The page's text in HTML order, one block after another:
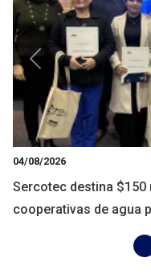
04/08/2026
Sercotec destina
cooperativas de agua
Anterior